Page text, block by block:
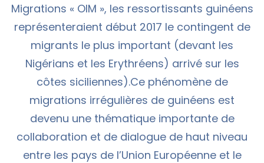
Migrations « OIM », les ressortissants guinéens
représenteraient début 2017 le contingent de
migrants le plus important (devant les
Nigérians et les Erythréens) arrivé sur les
côtes siciliennes).Ce phénomène de
migrations irrégulières de guinéens est
devenu une thématique importante de
collaboration et de dialogue de haut niveau
entre les pays de l’Union Européenne et le